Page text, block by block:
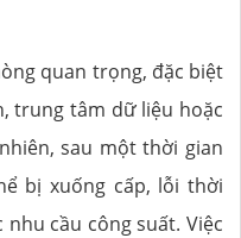
quan trọng, đặc biệt
trung tâm dữ liệu hoặc
sau một thời gian
bị xuống cấp, lỗi thời
cầu công suất. Việc